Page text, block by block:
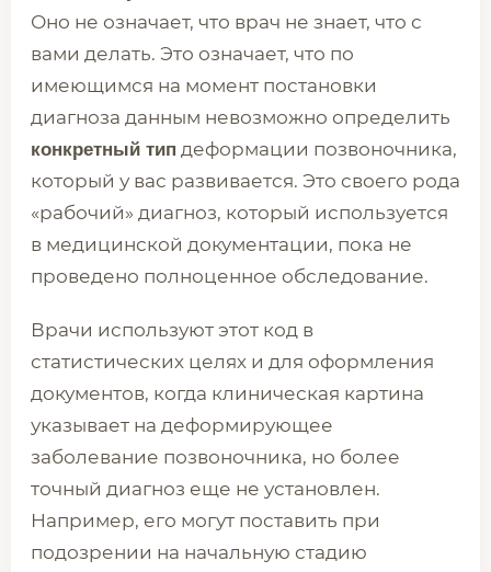
Оно не означает, что врач не знает, что с
вами делать. Это означает, что по
имеющимся на момент постановки
диагноза данным невозможно определить
конкретный тип деформации позвоночника,
который у вас развивается. Это своего рода
«рабочий» диагноз, который используется
в медицинской документации, пока не
проведено полноценное обследование.
Врачи используют этот код в
статистических целях и для оформления
документов, когда клиническая картина
указывает на деформирующее
заболевание позвоночника, но более
точный диагноз еще не установлен.
Например, его могут поставить при
подозрении на начальную стадию